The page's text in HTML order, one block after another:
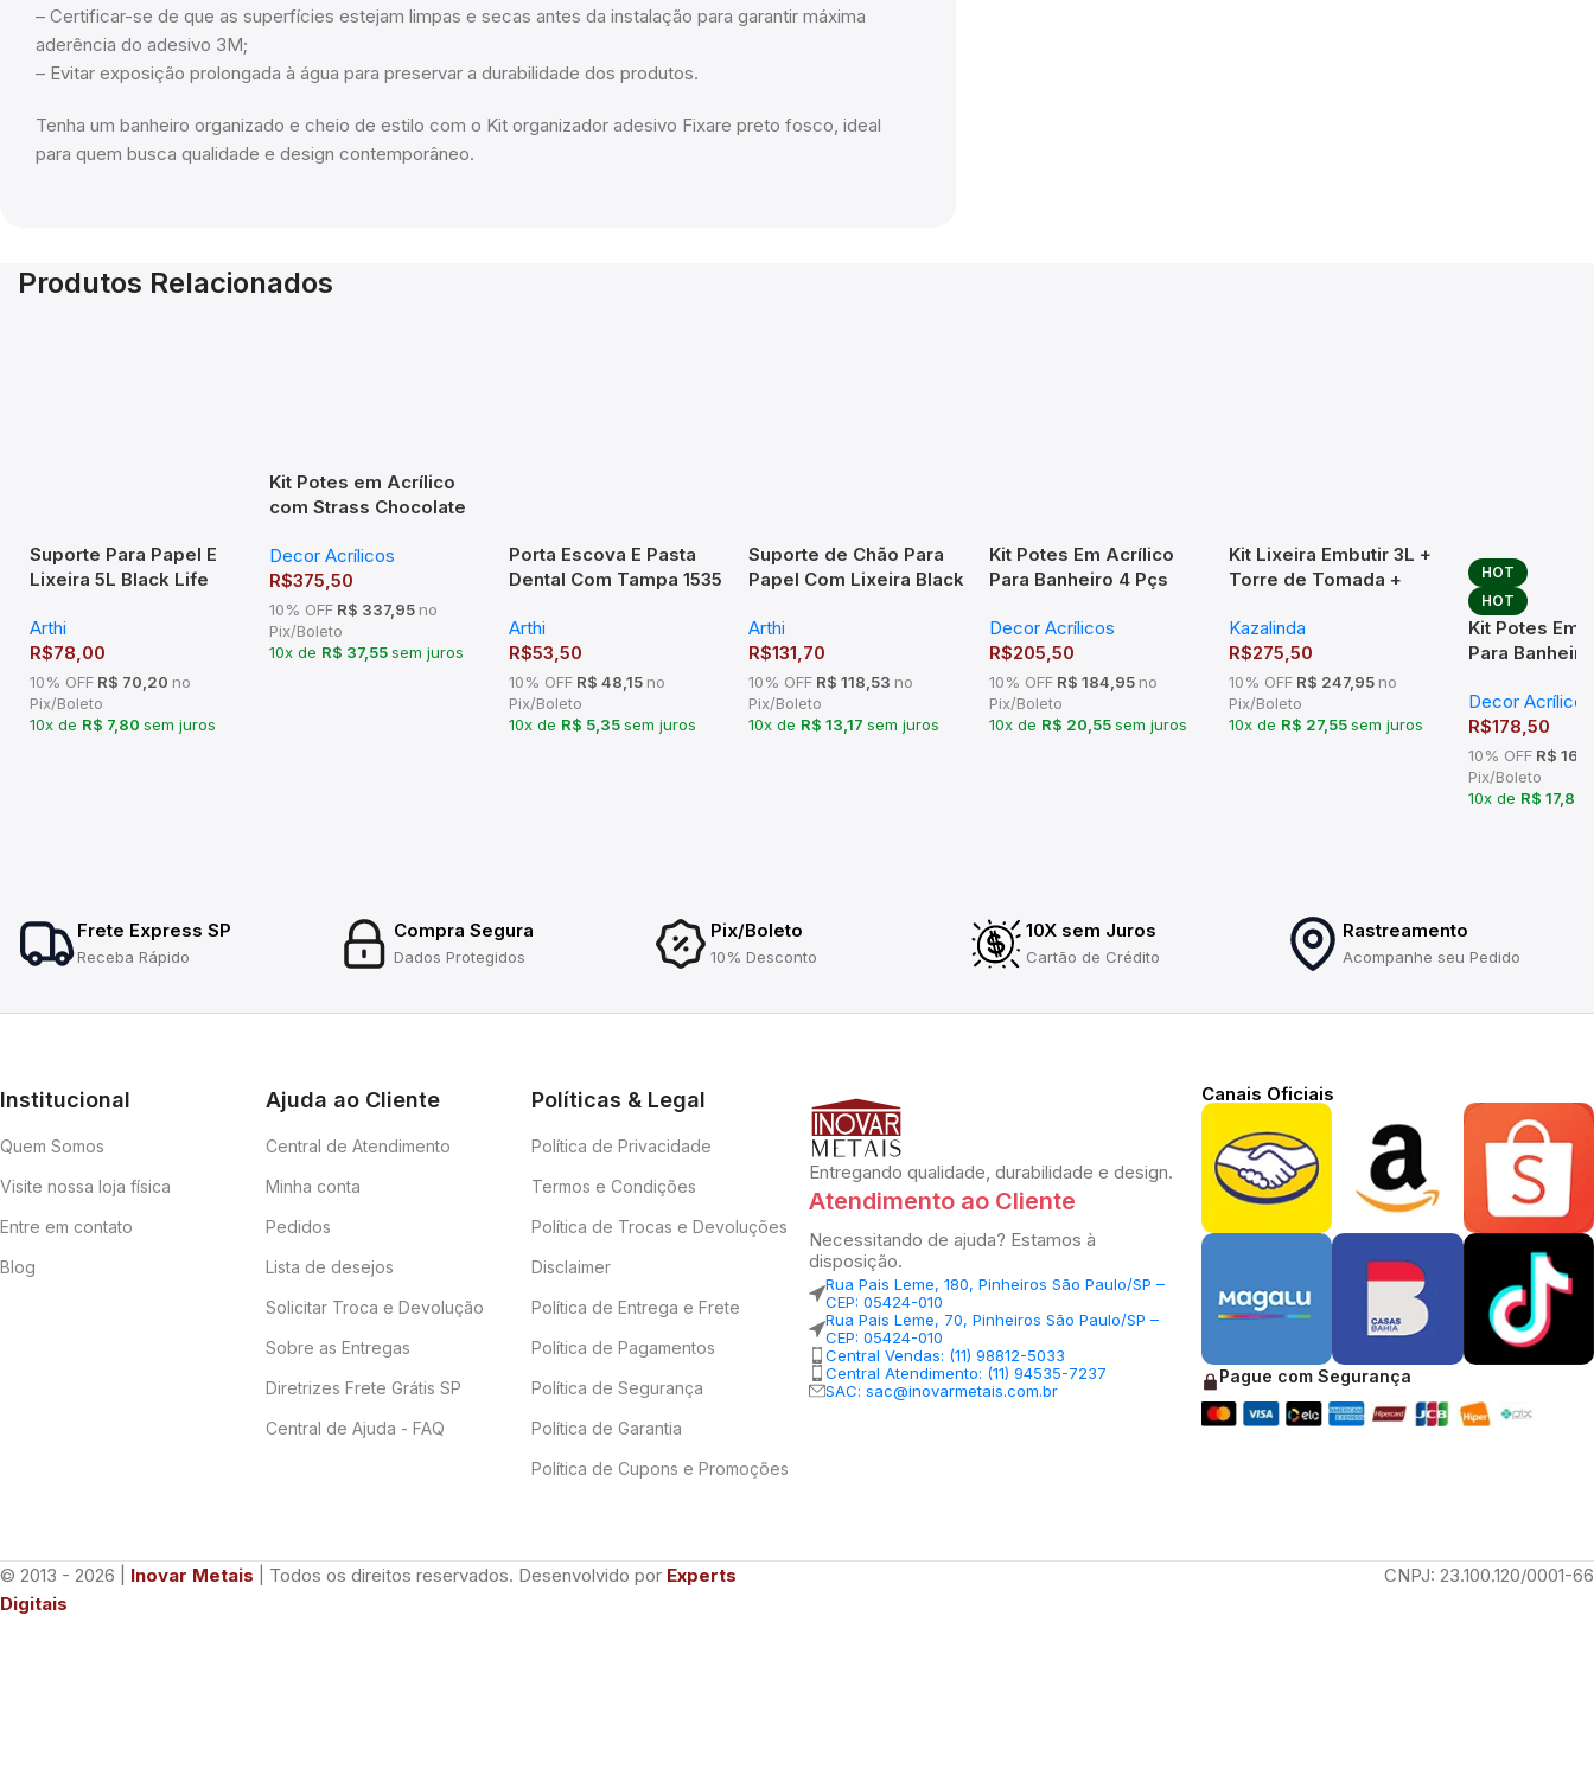
– Certificar-se de que as superfícies estejam limpas e secas antes da instalação para garantir máxima
aderência do adesivo 3M;
– Evitar exposição prolongada à água para preservar a durabilidade dos produtos.
Tenha um banheiro organizado e cheio de estilo com o Kit organizador adesivo Fixare preto fosco, ideal
para quem busca qualidade e design contemporâneo.
Produtos Relacionados
Suporte Para Papel E
Lixeira 5L Black Life
Arthi
R$78,00
10% OFF R$ 70,20 no
Pix/Boleto
10x de R$ 7,80 sem juros
Kit Potes em Acrílico
com Strass Chocolate
Retangular Decor
Acrílicos
Decor Acrílicos
R$375,50
10% OFF R$ 337,95 no
Pix/Boleto
10x de R$ 37,55sem juros
Porta Escova E Pasta
Dental Com Tampa 1535
Arthi
R$53,50
10% OFF R$ 48,15 no
Pix/Boleto
10x de R$ 5,35sem juros
Suporte de Chão Para
Papel Com Lixeira Black
Arthi
R$131,70
10% OFF R$ 118,53 no
Pix/Boleto
10x de R$ 13,17sem juros
Kit Potes Em Acrílico
Para Banheiro 4 Pçs
Decor Acrílicos
R$205,50
10% OFFR$ 184,95 no
Pix/Boleto
10x de R$ 20,55sem juros
Kit Lixeira Embutir 3L +
Torre de Tomada +
Kazalinda
R$275,50
10% OFFR$ 247,95 no
Pix/Boleto
10x de R$ 27,55sem juros
HOT
HOT
Kit Potes Em
Para
Decor Acrílicos
R$178,50
10% OFFR$
Pix/Boleto
10x de R$ 17,85
Frete Express SP
Receba Rápido
Compra Segura
Dados Protegidos
Pix/Boleto
10% Desconto
10X sem Juros
Cartão de Crédito
Rastreamento
Acompanhe seu Pedido
Institucional
Quem Somos
Visite nossa loja física
Entre em contato
Blog
Ajuda ao Cliente
Central de Atendimento
Minha conta
Pedidos
Lista de desejos
Solicitar Troca e Devolução
Sobre as Entregas
Diretrizes Frete Grátis SP
Central de Ajuda - FAQ
Políticas & Legal
Política de Privacidade
Termos e Condições
Política de Trocas e Devoluções
Disclaimer
Política de Entrega e Frete
Política de Pagamentos
Política de Segurança
Política de Garantia
Política de Cupons e Promoções
Entregando qualidade, durabilidade e design.
Atendimento ao Cliente
Necessitando de ajuda? Estamos à
disposição.
Rua Pais Leme, 180, Pinheiros São Paulo/SP –
CEP: 05424-010
Rua Pais Leme, 70, Pinheiros São Paulo/SP –
CEP: 05424-010
Central Vendas: (11) 98812-5033
Central Atendimento: (11) 94535-7237
SAC: sac@inovarmetais.com.br
Canais Oficiais
Pague com Segurança
© 2013 - 2026 | Inovar Metais | Todos os direitos reservados. Desenvolvido por Experts
Digitais
CNPJ: 23.100.120/0001-66